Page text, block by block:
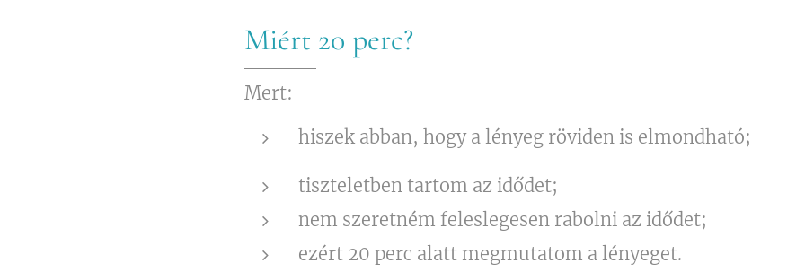
Miért 20 perc?
Mert:
hiszek abban, hogy a lényeg röviden is elmondható;
tiszteletben tartom az idődet;
nem szeretném feleslegesen rabolni az idődet;
ezért 20 perc alatt megmutatom a lényeget.